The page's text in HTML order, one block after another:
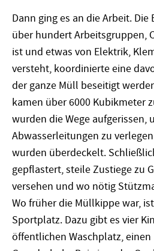
Dann ging es an die Arbeit.
über hundert Arbeitsgruppen,
ist und etwas von Elektrik,
versteht, koordinierte eine
der ganze Müll beseitigt
kamen über 6000 Kubikmeter
wurden die Wege aufgerissen,
Abwasserleitungen zu
wurden überdeckelt.
gepflastert, steile Zustiege zu
versehen und wo nötig
Wo früher die Müllkippe war,
Sportplatz. Dazu gibt es vier
öffentlichen Waschplatz,